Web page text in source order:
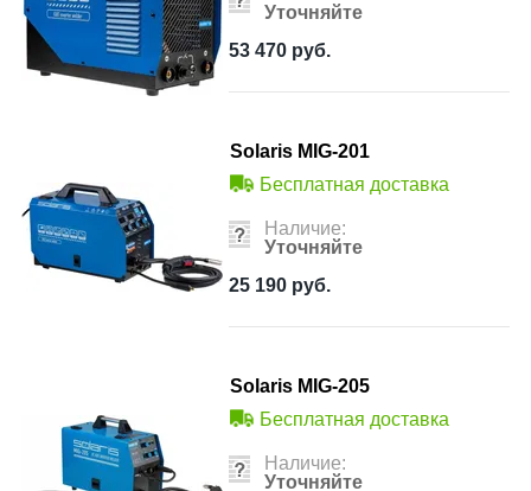
Уточняйте
53 470 руб.
Solaris MIG-201
Бесплатная доставка
Наличие:
Уточняйте
25 190 руб.
Solaris MIG-205
Бесплатная доставка
Наличие:
Уточняйте